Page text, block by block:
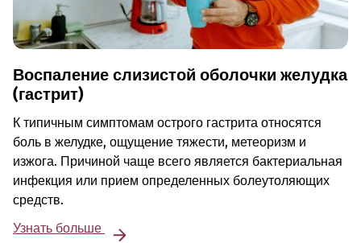
Воспаление слизистой оболочки желудка
(гастрит)
К типичным симптомам острого гастрита относятся
боль в желудке, ощущение тяжести, метеоризм и
изжога. Причиной чаще всего является бактериальная
инфекция или прием определенных болеутоляющих
средств.
Узнать больше